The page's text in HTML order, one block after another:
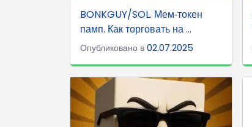
BONKGUY/SOL. Мем‑токен
памп. Как торговать на ...
Опубликовано в 02.07.2025